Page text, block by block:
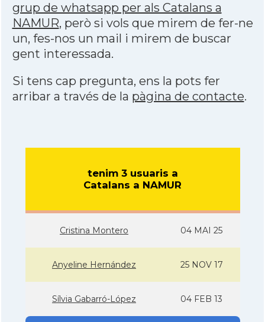
grup de whatsapp per als Catalans a
NAMUR, però si vols que mirem de fer-ne
un, fes-nos un mail i mirem de buscar
gent interessada.
Si tens cap pregunta, ens la pots fer
arribar a través de la pàgina de contacte.
tenim 3 usuaris a
Catalans a NAMUR
Cristina Montero 04 MAI 25
Anyeline Hernández 25 NOV 17
Sí­lvia Gabarró-López 04 FEB 13